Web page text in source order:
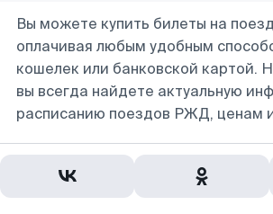
Вы можете купить билеты на
оплачивая любым удобным
кошелек или банковской картой.
вы всегда найдете актуальную
расписанию поездов РЖД, ценам